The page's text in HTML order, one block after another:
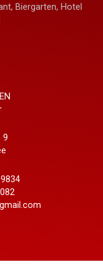
Biergarten, Hotel
9